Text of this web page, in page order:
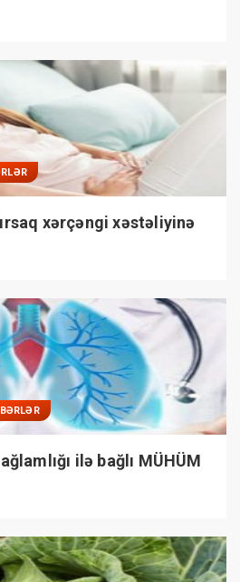
xərçəngi xəstəliyinə
ilə bağlı MÜHÜM